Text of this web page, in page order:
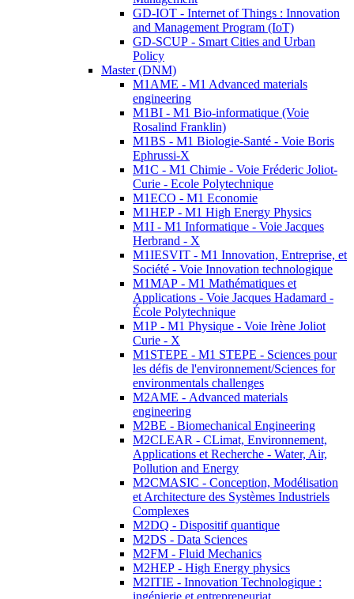
GD-IOT - Internet of Things : Innovation
and Management Program (IoT)
GD-SCUP - Smart Cities and Urban
Policy
Master (DNM)
M1AME - M1 Advanced materials
engineering
M1BI - M1 Bio-informatique (Voie
Rosalind Franklin)
M1BS - M1 Biologie-Santé - Voie Boris
Ephrussi-X
M1C - M1 Chimie - Voie Fréderic Joliot-
Curie - Ecole Polytechnique
M1ECO - M1 Economie
M1HEP - M1 High Energy Physics
M1I - M1 Informatique - Voie Jacques
Herbrand - X
M1IESVIT - M1 Innovation, Entreprise, et
Société - Voie Innovation technologique
M1MAP - M1 Mathématiques et
Applications - Voie Jacques Hadamard -
École Polytechnique
M1P - M1 Physique - Voie Irène Joliot
Curie - X
M1STEPE - M1 STEPE - Sciences pour
les défis de l'environnement/Sciences for
environmentals challenges
M2AME - Advanced materials
engineering
M2BE - Biomechanical Engineering
M2CLEAR - CLimat, Environnement,
Applications et Recherche - Water, Air,
Pollution and Energy
M2CMASIC - Conception, Modélisation
et Architecture des Systèmes Industriels
Complexes
M2DQ - Dispositif quantique
M2DS - Data Sciences
M2FM - Fluid Mechanics
M2HEP - High Energy physics
M2ITIE - Innovation Technologique :
ingénierie et entrepreneuriat